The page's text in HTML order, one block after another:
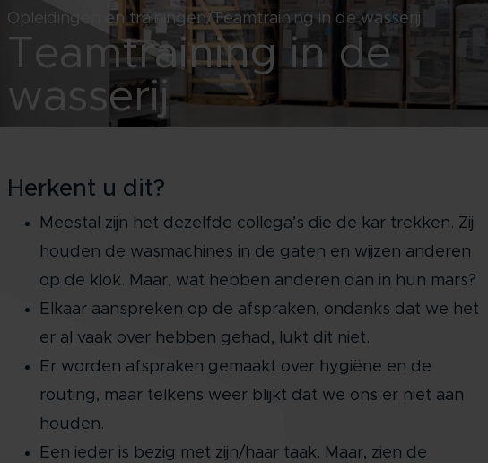
Opleidingen en trainingen Teamtraining in de wasserij
Teamtraining in de
wasserij
Herkent u dit?
Meestal zijn het dezelfde collega’s die de kar trekken. Zij
houden de wasmachines in de gaten en wijzen anderen
op de klok. Maar, wat hebben anderen dan in hun mars?
Elkaar aanspreken op de afspraken, ondanks dat we het
er al vaak over hebben gehad, lukt dit niet.
Er worden afspraken gemaakt over hygiëne en de
routing, maar telkens weer blijkt dat we ons er niet aan
houden.
Een ieder is bezig met zijn/haar taak. Maar, zien de